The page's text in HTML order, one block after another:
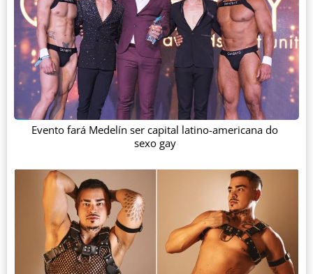
Evento fará Medelín ser capital latino-americana do
sexo gay